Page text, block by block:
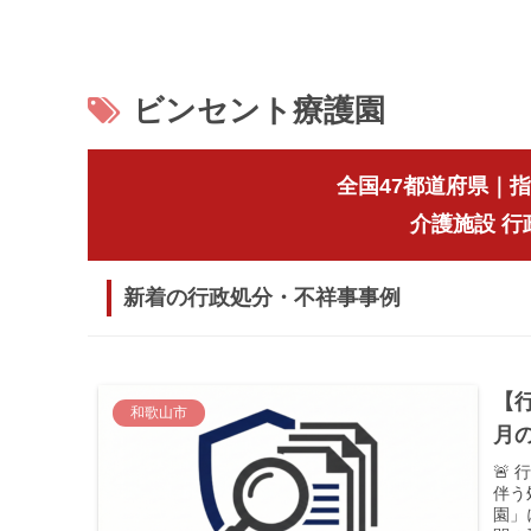
ビンセント療護園
全国47都道府県｜
介護施設 行
新着の行政処分・不祥事事例
和歌山市
【
月
🚨
伴う
園」